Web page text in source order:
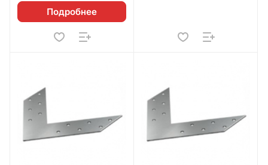
Подробнее